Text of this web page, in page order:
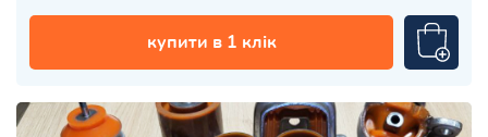
купити в 1 клік